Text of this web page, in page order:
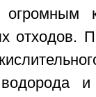
отходов.